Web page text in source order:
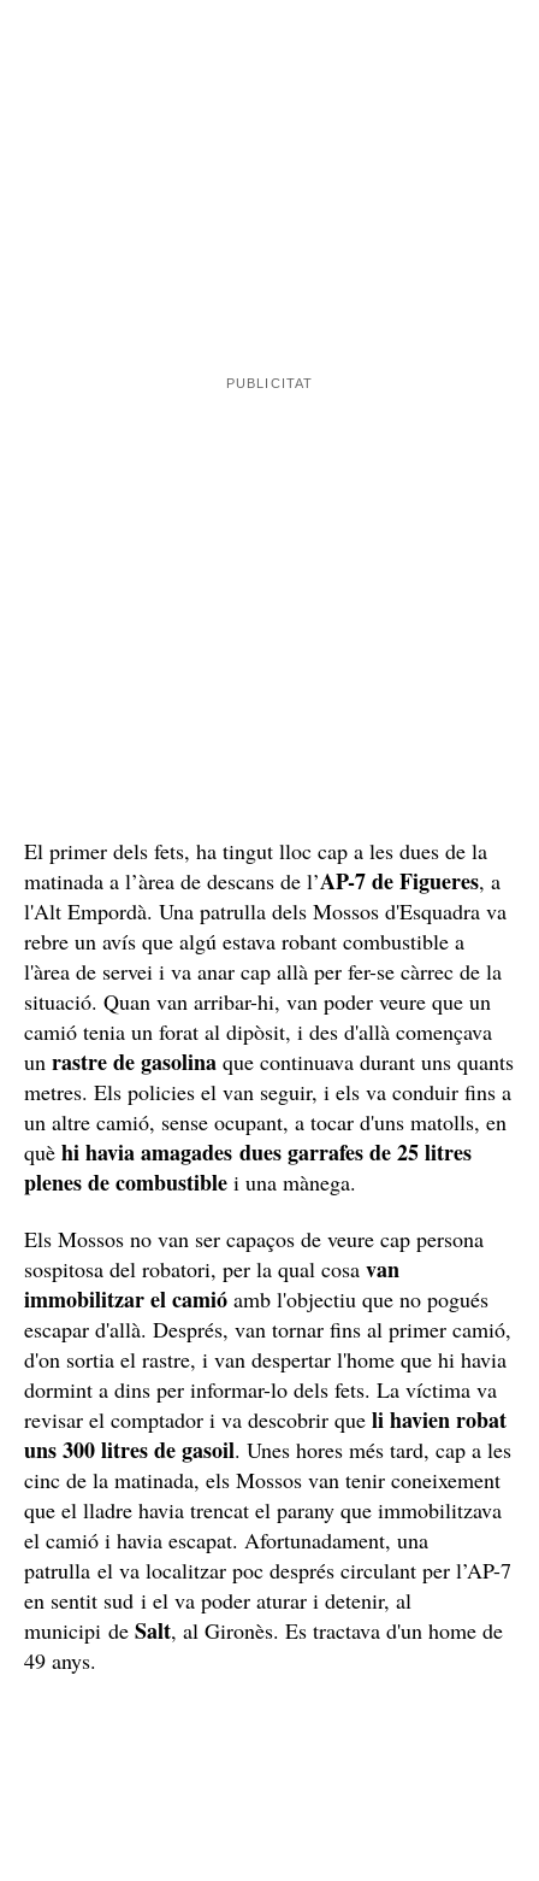
El primer dels fets, ha tingut lloc cap a les dues de la
matinada a l’àrea de descans de l’AP-7 de Figueres, a
l'Alt Empordà. Una patrulla dels Mossos d'Esquadra va
rebre un avís que algú estava robant combustible a
l'àrea de servei i va anar cap allà per fer-se càrrec de la
situació. Quan van arribar-hi, van poder veure que un
camió tenia un forat al dipòsit, i des d'allà començava
un rastre de gasolina que continuava durant uns quants
metres. Els policies el van seguir, i els va conduir fins a
un altre camió, sense ocupant, a tocar d'uns matolls, en
què hi havia amagades dues garrafes de 25 litres
plenes de combustible i una mànega.